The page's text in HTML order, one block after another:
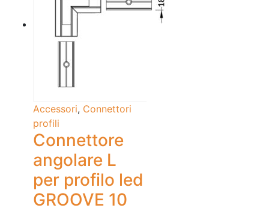
Accessori, Connettori
profili
Connettore
angolare L
per profilo led
GROOVE 10